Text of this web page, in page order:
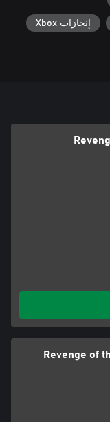
إنجازات Xbox
Revenge of